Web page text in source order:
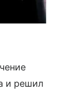
и решил